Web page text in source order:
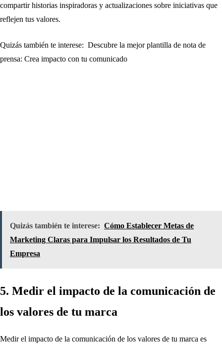
compartir historias inspiradoras y actualizaciones sobre iniciativas que
reflejen tus valores.
Quizás también te interese: Descubre la mejor plantilla de nota de
prensa: Crea impacto con tu comunicado
Quizás también te interese: Cómo Establecer Metas de
Marketing Claras para Impulsar los Resultados de Tu
Empresa
5. Medir el impacto de la comunicación de
los valores de tu marca
Medir el impacto de la comunicación de los valores de tu marca es